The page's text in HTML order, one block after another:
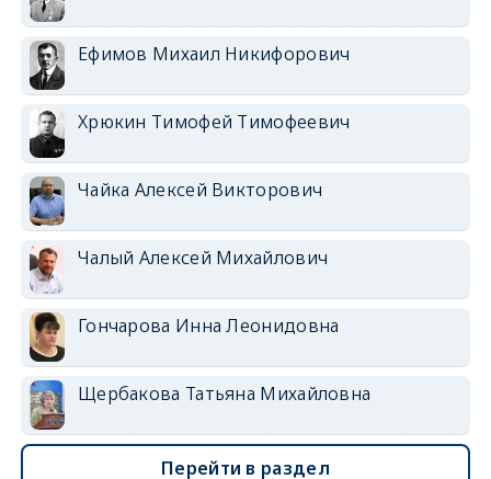
Ефимов Михаил Никифорович
Хрюкин Тимофей Тимофеевич
Чайка Алексей Викторович
Чалый Алексей Михайлович
Гончарова Инна Леонидовна
Щербакова Татьяна Михайловна
Перейти в раздел